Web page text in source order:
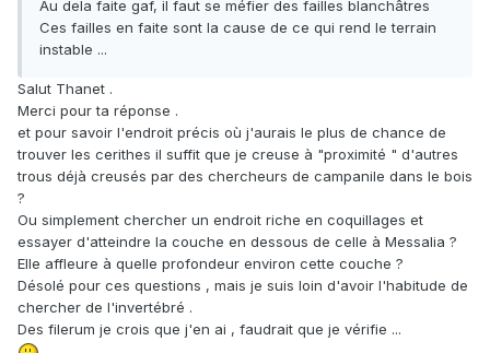
Au dela faite gaf, il faut se méfier des failles blanchâtres
Ces failles en faite sont la cause de ce qui rend le terrain
instable ...
Salut Thanet .
Merci pour ta réponse .
et pour savoir l'endroit précis où j'aurais le plus de chance de
trouver les cerithes il suffit que je creuse à "proximité " d'autres
trous déjà creusés par des chercheurs de campanile dans le bois
?
Ou simplement chercher un endroit riche en coquillages et
essayer d'atteindre la couche en dessous de celle à Messalia ?
Elle affleure à quelle profondeur environ cette couche ?
Désolé pour ces questions , mais je suis loin d'avoir l'habitude de
chercher de l'invertébré .
Des filerum je crois que j'en ai , faudrait que je vérifie ...